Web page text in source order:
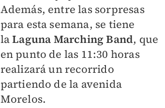
Además, entre las sorpresas
para esta semana, se tiene
laLaguna Marching Band, que
en punto de las 11:30 horas
realizará un recorrido
partiendo de la avenida
Morelos.